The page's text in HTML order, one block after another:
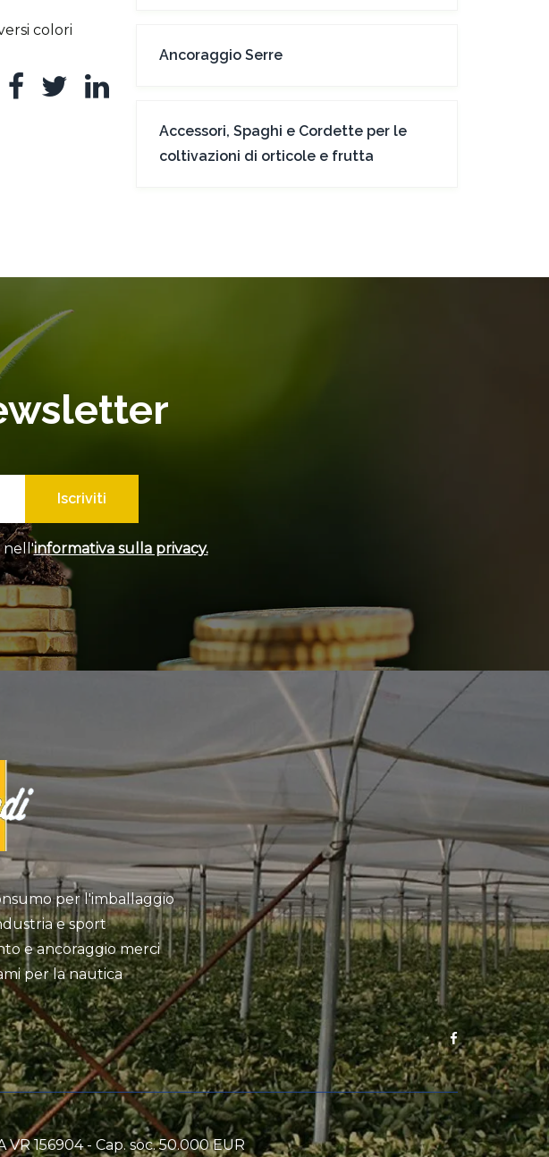
colori
Ancoraggio Serre
Accessori, Spaghi e Cordette per le
coltivazioni di orticole e frutta
Iscriviti
nell'informativa sulla privacy.
per l'imballaggio
e sport
e ancoraggio merci
per la nautica
156904 - Cap. soc. 50.000 EUR